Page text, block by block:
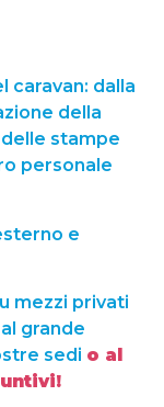
caravan: dalla
della
stampe
personale
e
mezzi privati
grande
sedi o al